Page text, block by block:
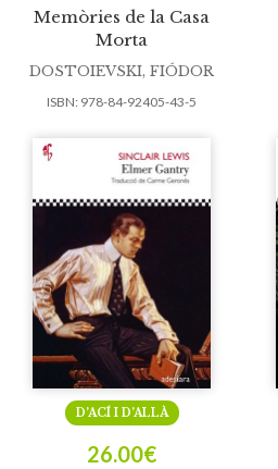
Memòries de la Casa
Morta
DOSTOIEVSKI, FIÓDOR
ISBN: 978-84-92405-43-5
D’ACÍ I D’ALLÀ
26.00€